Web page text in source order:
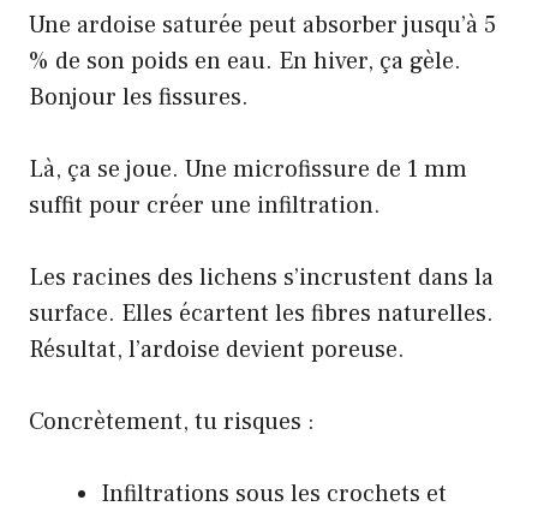
Une ardoise saturée peut absorber jusqu’à 5
% de son poids en eau. En hiver, ça gèle.
Bonjour les fissures.
Là, ça se joue. Une microfissure de 1 mm
suffit pour créer une infiltration.
Les racines des lichens s’incrustent dans la
surface. Elles écartent les fibres naturelles.
Résultat, l’ardoise devient poreuse.
Concrètement, tu risques :
Infiltrations sous les crochets et